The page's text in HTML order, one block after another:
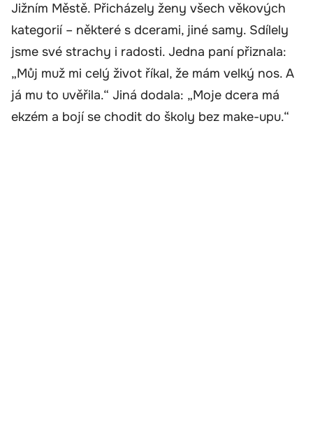
Jižním Městě. Přicházely ženy všech věkových
kategorií – některé s dcerami, jiné samy. Sdílely
jsme své strachy i radosti. Jedna paní přiznala:
„Můj muž mi celý život říkal, že mám velký nos. A
já mu to uvěřila.“ Jiná dodala: „Moje dcera má
ekzém a bojí se chodit do školy bez make-upu.“